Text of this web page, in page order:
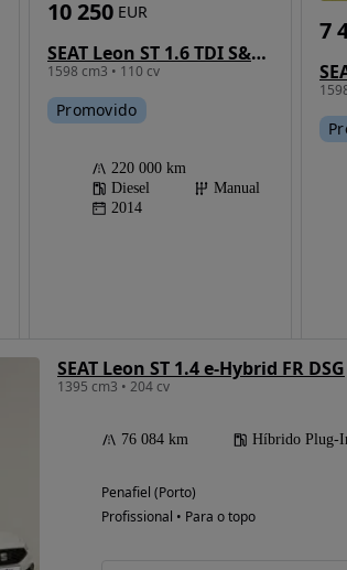
SEAT Leon ST 1.6 TDI S&S Style
1598 cm3 • 110 cv
10 250 EUR
Promovido
220 000 km
Diesel
Manual
2014
7
SEAT Leon ST 1.4 e-Hybrid FR DSG
1395 cm3 • 204 cv
76 084 km Híbrido Plug-
Penafiel (Porto)
Profissional • Para o topo